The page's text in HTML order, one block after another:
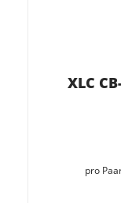
XLC
pro